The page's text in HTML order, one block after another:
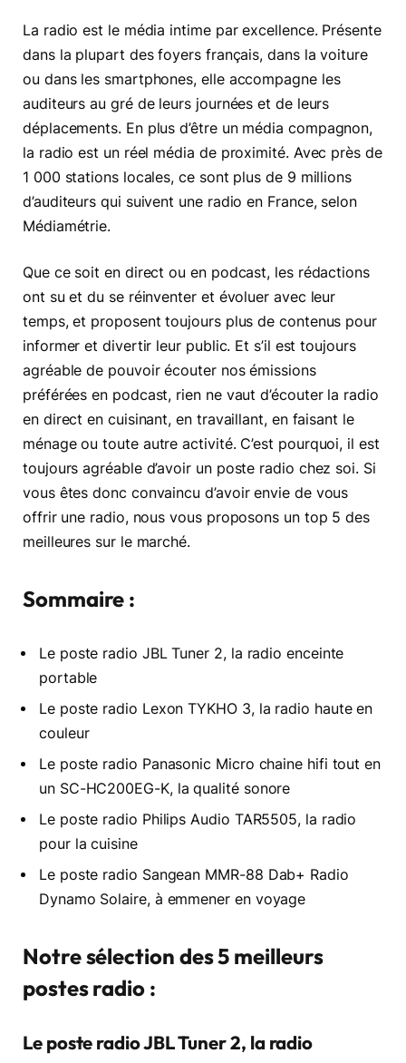
La radio est le média intime par excellence. Présente
dans la plupart des foyers français, dans la voiture
ou dans les smartphones, elle accompagne les
auditeurs au gré de leurs journées et de leurs
déplacements. En plus d’être un média compagnon,
la radio est un réel média de proximité. Avec près de
1 000 stations locales, ce sont plus de 9 millions
d’auditeurs qui suivent une radio en France, selon
Médiamétrie.
Que ce soit en direct ou en podcast, les rédactions
ont su et du se réinventer et évoluer avec leur
temps, et proposent toujours plus de contenus pour
informer et divertir leur public. Et s’il est toujours
agréable de pouvoir écouter nos émissions
préférées en podcast, rien ne vaut d’écouter la radio
en direct en cuisinant, en travaillant, en faisant le
ménage ou toute autre activité. C’est pourquoi, il est
toujours agréable d’avoir un poste radio chez soi. Si
vous êtes donc convaincu d’avoir envie de vous
offrir une radio, nous vous proposons un top 5 des
meilleures sur le marché.
Sommaire :
Le poste radio JBL Tuner 2, la radio enceinte
portable
Le poste radio Lexon TYKHO 3, la radio haute en
couleur
Le poste radio Panasonic Micro chaine hifi tout en
un SC-HC200EG-K, la qualité sonore
Le poste radio Philips Audio TAR5505, la radio
pour la cuisine
Le poste radio Sangean MMR-88 Dab+ Radio
Dynamo Solaire, à emmener en voyage
Notre sélection des 5 meilleurs
postes radio :
Le poste radio JBL Tuner 2, la radio